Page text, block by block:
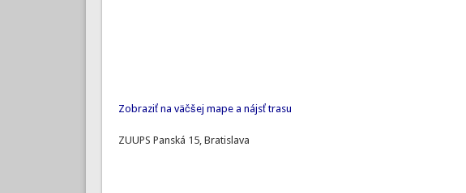
Zobraziť na väčšej mape a nájsť trasu
ZUUPS Panská 15, Bratislava